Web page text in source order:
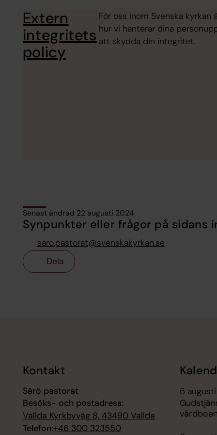
Extern
integritets
policy
För oss inom Svenska
hur vi hanterar dina
att skydda din integritet.
Senast ändrad 22 augusti 2024
Synpunkter eller frågor på sidans
saro.pastorat@svenskakyrkan.se
Dela
Kontakt
Särö pastorat
Besöks- och postadress:
Vallda Kyrkbyväg 8, 43490 Vallda
Telefon:+46 300 323550
6 augusti